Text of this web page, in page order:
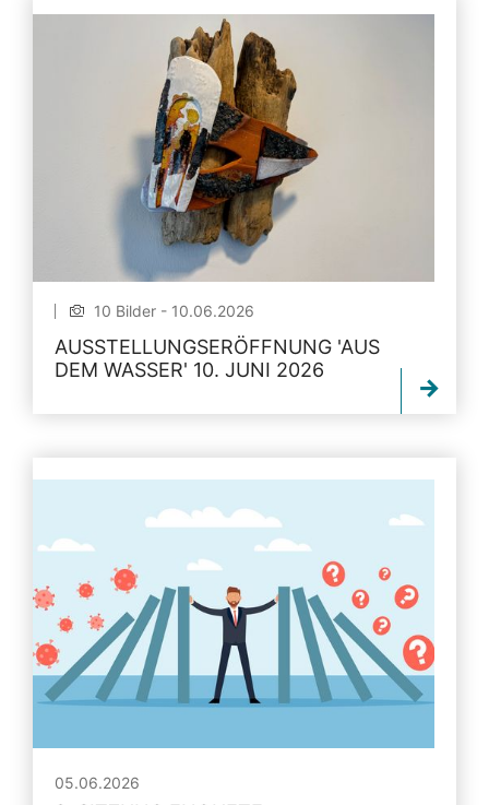
10 Bilder - 10.06.2026
AUSSTELLUNGSERÖFFNUNG 'AUS
DEM WASSER' 10. JUNI 2026
05.06.2026